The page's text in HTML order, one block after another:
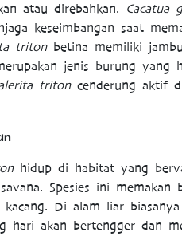
atau direbahkan.
Cacatua
keseimbangan saat
triton betina memiliki
jenis burung yang
triton cenderung aktif
hidup di habitat yang
Spesies ini
Di alam liar
hari akan bertengger dan